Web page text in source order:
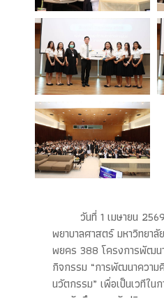
วันที่ 1 เมษายน
พยาบาลศาสตร์ มหาวิทยา
พยคร 388 โครงการพัฒน
กิจกรรม “การพัฒนาควา
นวัตกรรม” เพื่อเป็นเวทีใน